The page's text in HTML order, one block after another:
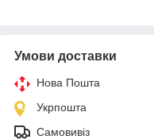
Умови доставки
Нова Пошта
Укрпошта
Самовивіз